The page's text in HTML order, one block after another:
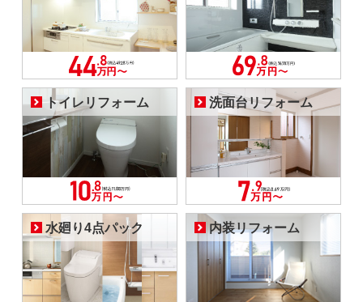
トイレリフォーム 洗面台リフォーム
水廻り4点パック 内装リフォーム